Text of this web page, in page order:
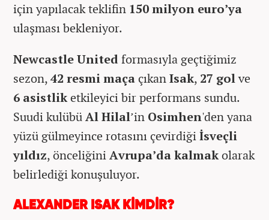
için yapılacak teklifin 150 milyon euro’ya
ulaşması bekleniyor.
Newcastle Unitedformasıyla geçtiğimiz
sezon,42 resmi maçaçıkanIsak, 27 golve
6 asistliketkileyici bir performans sundu.
Suudi kulübüAl Hilal’in Osimhen'den yana
yüzü gülmeyince rotasını çevirdiğiİsveçli
yıldız, önceliğiniAvrupa’da kalmakolarak
belirlediği konuşuluyor.
ALEXANDER ISAK KİMDİR?